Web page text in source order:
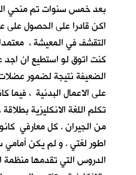
بعد خمس سنوات تم منحي
اكن قادرا على الحصول
التقشف في المعيشة ،
كنت اتوق لو استطيع ان اجد
الضعيفة نتيجة لضمور
على الاعمال البدنية ، فيما
تكلم اللغة الانكليزية
من الجيران . كل معارفي
اطور لغتي . و لم يكن
الدروس التي تقدمها منظمة